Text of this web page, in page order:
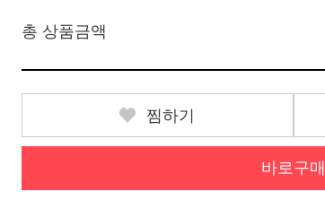
총 상품금액
찜하기
바로구매